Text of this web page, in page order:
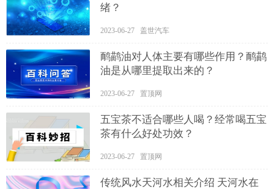
绪？
2023-06-27 盖世汽车
鸸鹋油对人体主要有哪些作用？鸸鹋
油是从哪里提取出来的？
2023-06-27 置顶网
五宝茶不适合哪些人喝？经常喝五宝
茶有什么好处功效？
2023-06-27 置顶网
传统风水天河水相关介绍 天河水在